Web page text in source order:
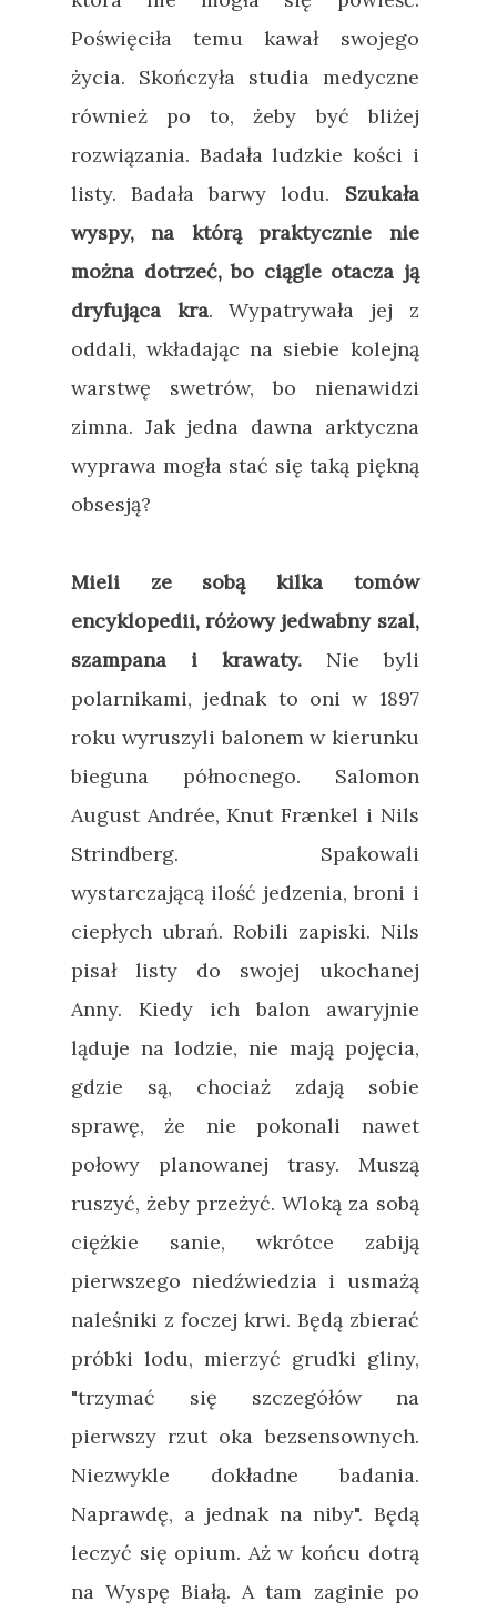
Poświęciła temu kawał swojego
życia. Skończyła studia medyczne
również po to, żeby być bliżej
rozwiązania. Badała ludzkie kości i
listy. Badała barwy lodu. Szukała
wyspy, na którą praktycznie nie
można dotrzeć, bo ciągle otacza ją
dryfująca kra. Wypatrywała jej z
oddali, wkładając na siebie kolejną
warstwę swetrów, bo nienawidzi
zimna. Jak jedna dawna arktyczna
wyprawa mogła stać się taką piękną
obsesją?
Mieli ze sobą kilka tomów
encyklopedii, różowy jedwabny szal,
szampana i krawaty.Nie byli
polarnikami, jednak to oni w 1897
roku wyruszyli balonem w kierunku
bieguna północnego. Salomon
August Andrée, Knut Frænkel i Nils
Strindberg. Spakowali
wystarczającą ilość jedzenia, broni i
ciepłych ubrań. Robili zapiski. Nils
pisał listy do swojej ukochanej
Anny. Kiedy ich balon awaryjnie
ląduje na lodzie, nie mają pojęcia,
gdzie są, chociaż zdają sobie
sprawę, że nie pokonali nawet
połowy planowanej trasy. Muszą
ruszyć, żeby przeżyć. Wloką za sobą
ciężkie sanie, wkrótce zabiją
pierwszego niedźwiedzia i usmażą
naleśniki z foczej krwi. Będą zbierać
próbki lodu, mierzyć grudki gliny,
"trzymać się szczegółów na
pierwszy rzut oka bezsensownych.
Niezwykle dokładne badania.
Naprawdę, a jednak na niby". Będą
leczyć się opium. Aż w końcu dotrą
na Wyspę Białą. A tam zaginie po